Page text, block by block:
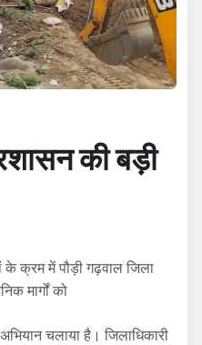
की बड़ी
के क्रम में पौड़ी गढ़वाल जिला
मार्गों को
चलाया है। जिलाधिकारी